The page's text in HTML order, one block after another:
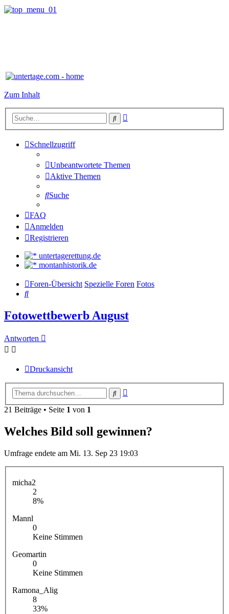
Zum Inhalt
Suche
Schnellzugriff
Unbeantwortete Themen
Aktive Themen
Suche
FAQ
Anmelden
Registrieren
untertagerettung.de
montanhistorik.de
Foren-Übersicht Spezielle Foren Fotos
Suche
Fotowettbewerb August
Antworten
Druckansicht
Suche
21 Beiträge • Seite 1 von 1
Welches Bild soll gewinnen?
Umfrage endete am Mi. 13. Sep 23 19:03
micha2
2
8%
Mannl
0
Keine Stimmen
Geomartin
0
Keine Stimmen
Ramona_Alig
8
33%